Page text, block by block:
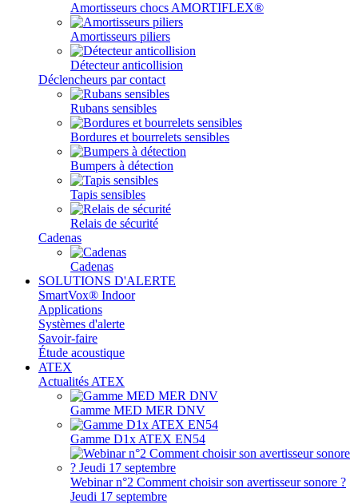
Amortisseurs chocs AMORTIFLEX®
Amortisseurs piliers
Détecteur anticollision
Déclencheurs par contact
Rubans sensibles
Bordures et bourrelets sensibles
Bumpers à détection
Tapis sensibles
Relais de sécurité
Cadenas
Cadenas
SOLUTIONS D'ALERTE
SmartVox® Indoor
Applications
Systèmes d'alerte
Savoir-faire
Étude acoustique
ATEX
Actualités ATEX
Gamme MED MER DNV
Gamme D1x ATEX EN54
Webinar n°2 Comment choisir son avertisseur sonore ?
Jeudi 17 septembre